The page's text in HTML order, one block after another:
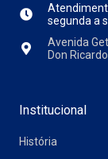
segunda a
Avenida
Don
Institucional
História